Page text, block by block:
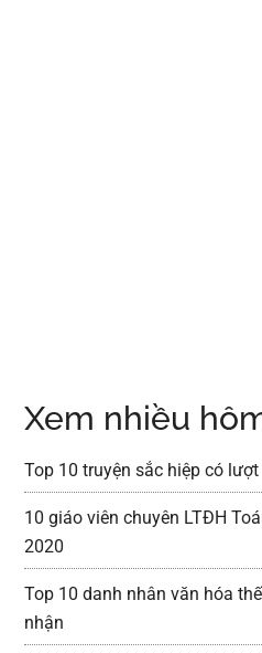
Xem nhiều
Top 10 truyện sắc hiệp có
10 giáo viên chuyên LTĐH
2020
Top 10 danh nhân văn hóa
nhận